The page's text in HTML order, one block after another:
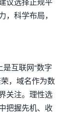
科学布局，
互联网“数字
，域名作为数
关注。理性选
把握先机、收